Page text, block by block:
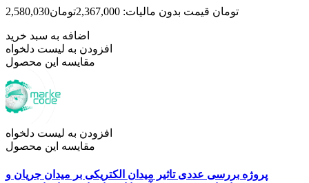
2,580,030تومان قیمت بدون مالیات: 2,367,000تومان
اضافه به سبد خرید
افزودن به لیست دلخواه
مقایسه این محصول
افزودن به لیست دلخواه
مقایسه این محصول
پروژه بررسی عددی تاثیر میدان الکتریکی بر میدان جریان و